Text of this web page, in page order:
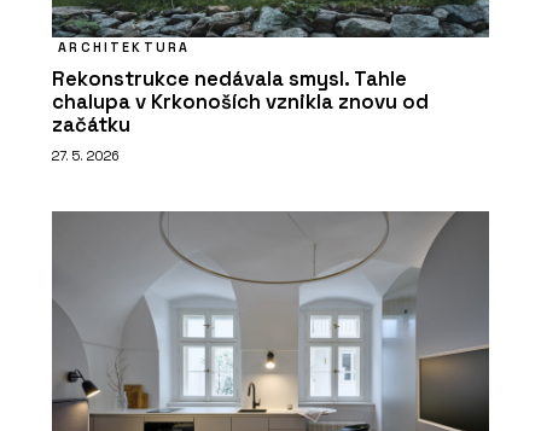
ARCHITEKTURA
Rekonstrukce nedávala smysl. Tahle
chalupa v Krkonoších vznikla znovu od
začátku
27. 5. 2026